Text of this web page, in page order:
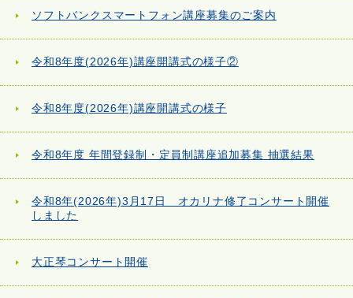
ソフトバンクスマートフォン講座募集のご案内
令和8年度(2026年)講座開講式の様子②
令和8年度(2026年)講座開講式の様子
令和8年度 年間登録制・定員制講座追加募集 抽選結果
令和8年(2026年)3月17日 オカリナ修了コンサート開催
しました
大正琴コンサート開催